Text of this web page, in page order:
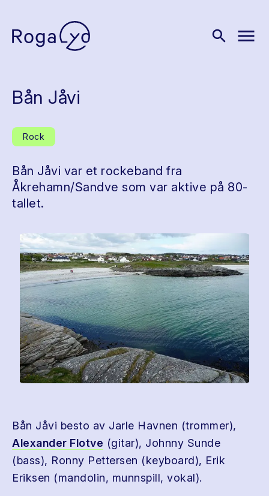
search menu
Bån Jåvi
Rock
Bån Jåvi var et rockeband fra
Åkrehamn/Sandve som var aktive på 80-
tallet.
Bån Jåvi besto av Jarle Havnen (trommer),
Alexander Flotve (gitar), Johnny Sunde
(bass), Ronny Pettersen (keyboard), Erik
Eriksen (mandolin, munnspill, vokal).